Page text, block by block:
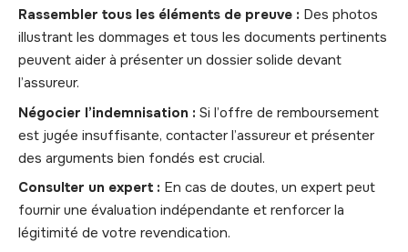
Rassembler tous les éléments de preuve : Des photos
illustrant les dommages et tous les documents pertinents
peuvent aider à présenter un dossier solide devant
l’assureur.
Négocier l’indemnisation : Si l’offre de remboursement
est jugée insuffisante, contacter l’assureur et présenter
des arguments bien fondés est crucial.
Consulter un expert : En cas de doutes, un expert peut
fournir une évaluation indépendante et renforcer la
légitimité de votre revendication.